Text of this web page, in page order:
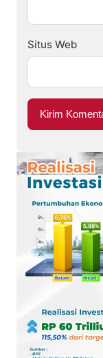
Situs Web